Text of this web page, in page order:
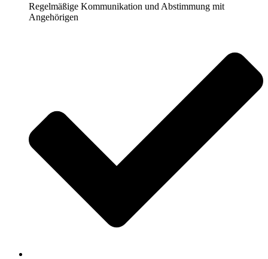
Regelmäßige Kommunikation und Abstimmung mit
Angehörigen